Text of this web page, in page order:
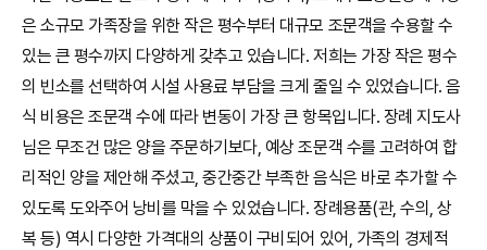
은 소규모 가족장을 위한 작은 평수부터 대규모 조문객을 수용할 수
있는 큰 평수까지 다양하게 갖추고 있습니다. 저희는 가장 작은 평수
의 빈소를 선택하여 시설 사용료 부담을 크게 줄일 수 있었습니다. 음
식 비용은 조문객 수에 따라 변동이 가장 큰 항목입니다. 장례 지도사
님은 무조건 많은 양을 주문하기보다, 예상 조문객 수를 고려하여 합
리적인 양을 제안해 주셨고, 중간중간 부족한 음식은 바로 추가할 수
있도록 도와주어 낭비를 막을 수 있었습니다. 장례용품(관, 수의, 상
복 등) 역시 다양한 가격대의 상품이 구비되어 있어, 가족의 경제적